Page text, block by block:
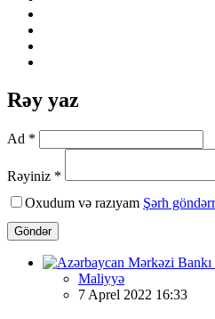
Rəy yaz
Ad *
Rəyiniz *
Oxudum və razıyam Şərh
Göndər
Maliyyə
7 Aprel 2022 16:33